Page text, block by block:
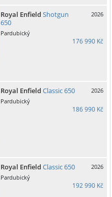
Royal Enfield Shotgun
650
2026
Pardubický
176 990 Kč
Royal Enfield Classic 650
2026
Pardubický
186 990 Kč
Royal Enfield Classic 650
2026
Pardubický
192 990 Kč